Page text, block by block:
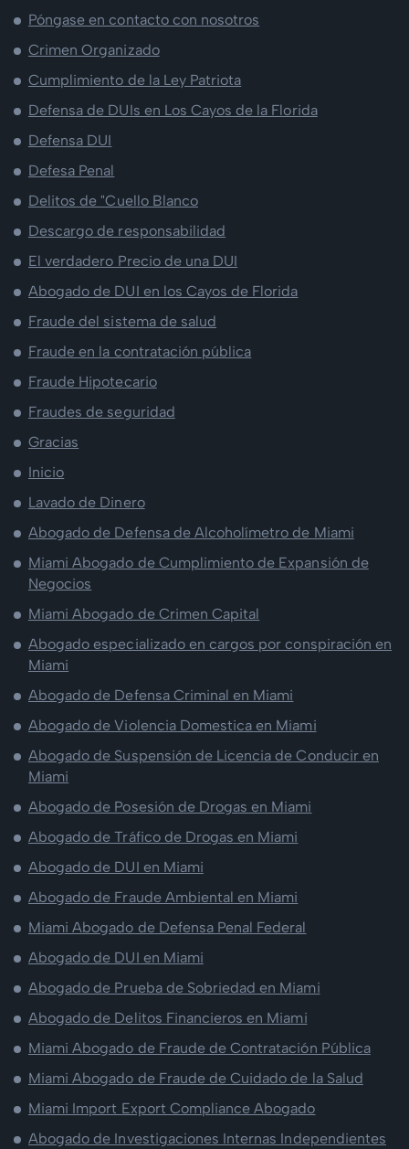
Póngase en contacto con nosotros
Crimen Organizado
Cumplimiento de la Ley Patriota
Defensa de DUIs en Los Cayos de la Florida
Defensa DUI
Defesa Penal
Delitos de "Cuello Blanco
Descargo de responsabilidad
El verdadero Precio de una DUI
Abogado de DUI en los Cayos de Florida
Fraude del sistema de salud
Fraude en la contratación pública
Fraude Hipotecario
Fraudes de seguridad
Gracias
Inicio
Lavado de Dinero
Abogado de Defensa de Alcoholímetro de Miami
Miami Abogado de Cumplimiento de Expansión de
Negocios
Miami Abogado de Crimen Capital
Abogado especializado en cargos por conspiración en
Miami
Abogado de Defensa Criminal en Miami
Abogado de Violencia Domestica en Miami
Abogado de Suspensión de Licencia de Conducir en
Miami
Abogado de Posesión de Drogas en Miami
Abogado de Tráfico de Drogas en Miami
Abogado de DUI en Miami
Abogado de Fraude Ambiental en Miami
Miami Abogado de Defensa Penal Federal
Abogado de DUI en Miami
Abogado de Prueba de Sobriedad en Miami
Abogado de Delitos Financieros en Miami
Miami Abogado de Fraude de Contratación Pública
Miami Abogado de Fraude de Cuidado de la Salud
Miami Import Export Compliance Abogado
Abogado de Investigaciones Internas Independientes